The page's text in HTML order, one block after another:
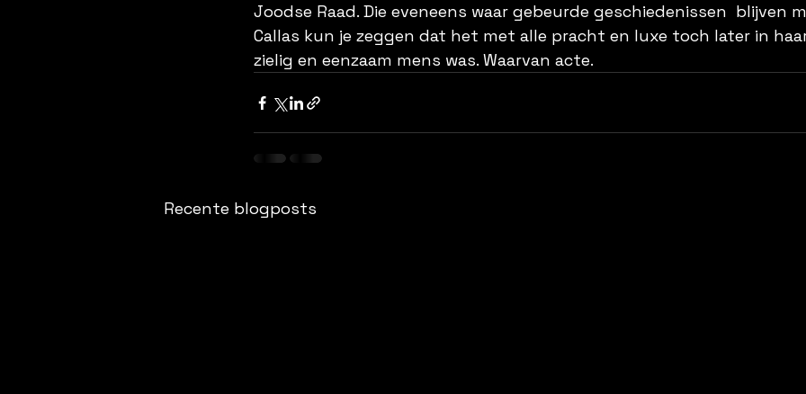
Joodse Raad. Die eveneens waar gebeurde geschiedenissen  blijven
Callas kun je zeggen dat het met alle pracht en luxe toch later in
zielig en eenzaam mens was. Waarvan acte.
Recente blogposts